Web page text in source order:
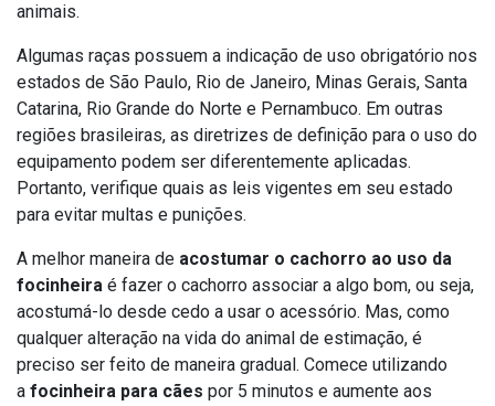
animais.
Algumas raças possuem a indicação de uso obrigatório nos
estados de São Paulo, Rio de Janeiro, Minas Gerais, Santa
Catarina, Rio Grande do Norte e Pernambuco. Em outras
regiões brasileiras, as diretrizes de definição para o uso do
equipamento podem ser diferentemente aplicadas.
Portanto, verifique quais as leis vigentes em seu estado
para evitar multas e punições.
A melhor maneira de acostumar o cachorro ao uso da
focinheira é fazer o cachorro associar a algo bom, ou seja,
acostumá-lo desde cedo a usar o acessório. Mas, como
qualquer alteração na vida do animal de estimação, é
preciso ser feito de maneira gradual. Comece utilizando
a focinheira para cães por 5 minutos e aumente aos